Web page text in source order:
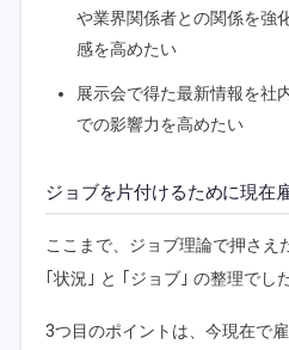
や業界関係者との関係を強
感を高めたい
展示会で得た最新情報を社
での影響力を高めたい
ジョブを片付けるために現在
ここまで、ジョブ理論で押さえ
｢状況｣ と ｢ジョブ｣ の整理でした
3つ目のポイントは、今現在で